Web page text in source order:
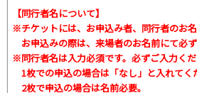
【同行者名について】
※チケットには、お申込み者、同行者のお名
お申込みの際は、来場者のお名前にて必ず
※同行者名は入力必須です。必ずご入力くだ
1枚での申込の場合は「なし」と入れてく
2枚で申込の場合は名前必要。